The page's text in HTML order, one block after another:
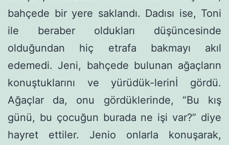
bahçede bir yere saklandı. Dadısı ise, Toni
ile beraber oldukları düşüncesinde
olduğundan hiç etrafa bakmayı akıl
edemedi. Jeni, bahçede bulunan ağaçların
konuştuklarını ve yürüdük-lerinİ gördü.
Ağaçlar da, onu gördüklerinde, “Bu kış
günü, bu çocuğun burada ne işi var?” diye
hayret ettiler. Jenio onlarla konuşa­rak,